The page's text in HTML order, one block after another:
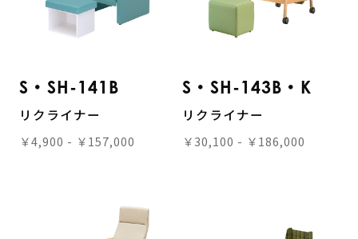
S・SH-141B
リクライナー
￥4,900 - ￥157,000
S・SH-143B・K
リクライナー
￥30,100 - ￥186,000